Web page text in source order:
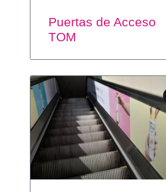
Puertas de Acceso
TOM